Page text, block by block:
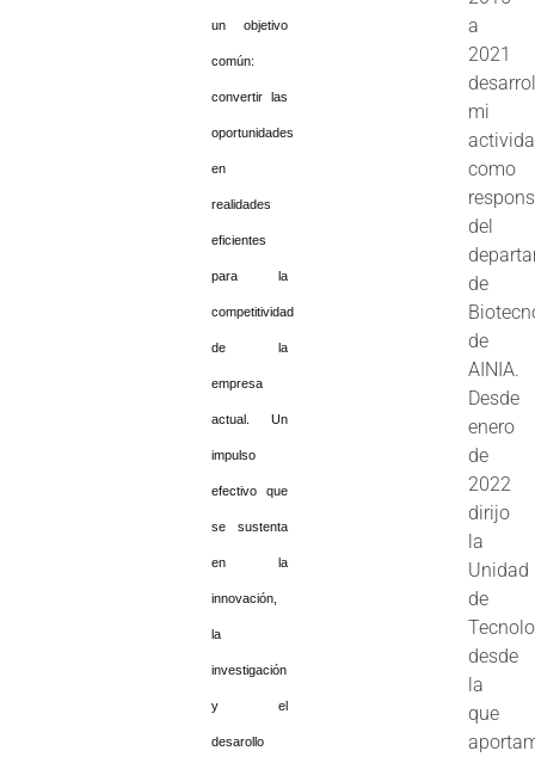
un objetivo
común:
convertir las
oportunidades
en
realidades
eficientes
para la
competitividad
de la
empresa
actual. Un
impulso
efectivo que
se sustenta
en la
innovación,
la
investigación
y el
desarollo
a
2021
mi
como
del
de
de
AINIA.
Desde
enero
de
2022
dirijo
la
Unidad
de
desde
la
que